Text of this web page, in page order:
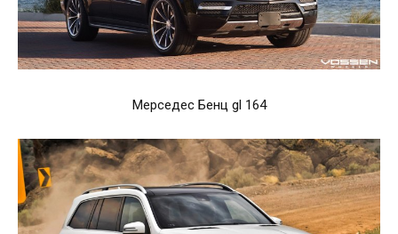
Мерседес Бенц gl 164